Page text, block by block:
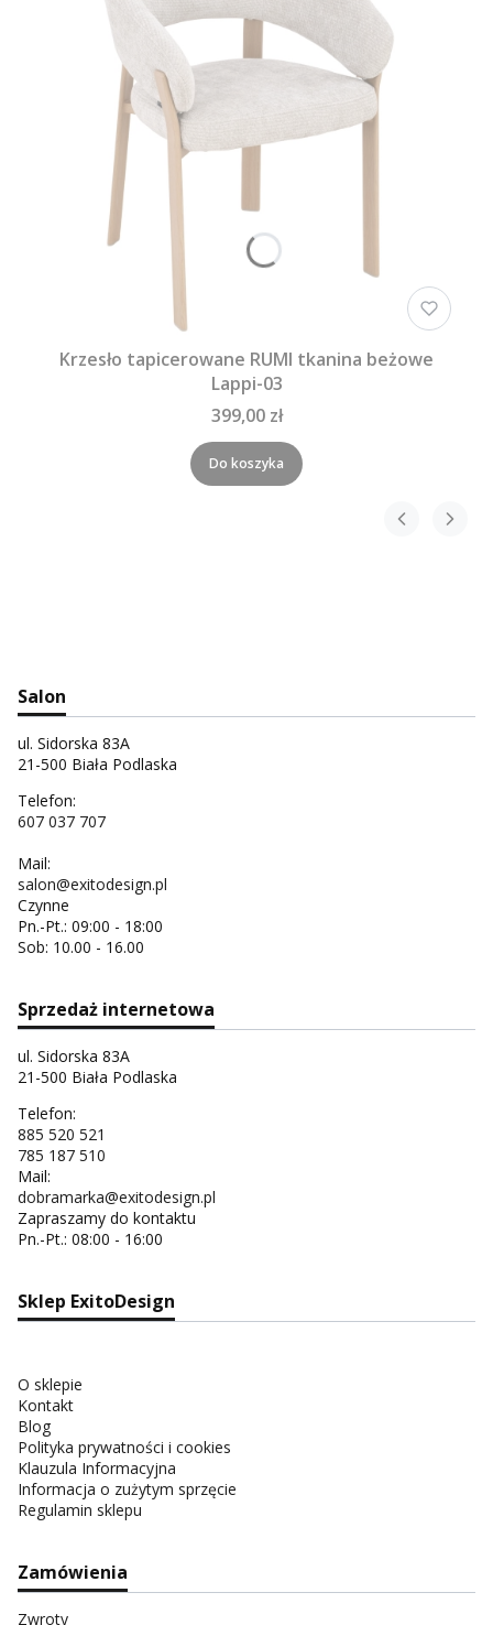
Krzesło tapicerowane RUMI tkanina beżowe
Lappi-03
399,00 zł
Do koszyka
Salon
ul. Sidorska 83A
21-500 Biała Podlaska
Telefon:
607 037 707
Mail:
salon@exitodesign.pl
Czynne
Pn.-Pt.: 09:00 - 18:00
Sob: 10.00 - 16.00
Sprzedaż internetowa
ul. Sidorska 83A
21-500 Biała Podlaska
Telefon:
885 520 521
785 187 510
Mail:
dobramarka@exitodesign.pl
Zapraszamy do kontaktu
Pn.-Pt.: 08:00 - 16:00
Sklep ExitoDesign
O sklepie
Kontakt
Blog
Polityka prywatności i cookies
Klauzula Informacyjna
Informacja o zużytym sprzęcie
Regulamin sklepu
Zamówienia
Zwroty